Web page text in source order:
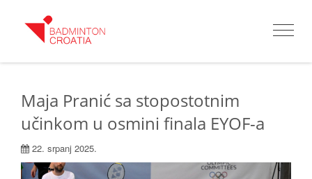
Toggle
Maja Pranić sa stopostotnim
učinkom u osmini finala EYOF-a
22. srpanj 2025.